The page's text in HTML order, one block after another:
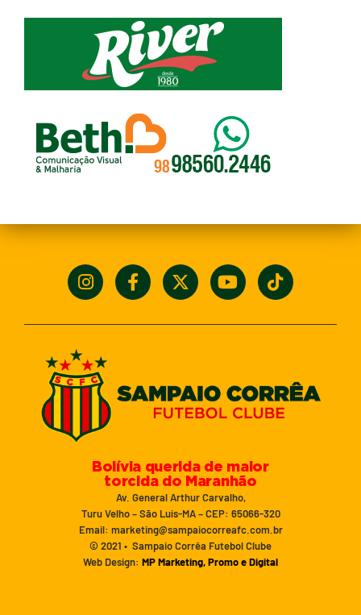
Bolívia querida de maior
torcida do Maranhão
Av. General Arthur Carvalho,
Turu Velho – São Luís-MA – CEP: 65066-320
Email: marketing@sampaiocorreafc.com.br
© 2021 • Sampaio Corrêa Futebol Clube
Web Design: MP Marketing, Promo e Digital